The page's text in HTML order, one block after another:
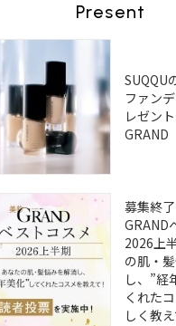
Present
SUQQU
ファン
レゼン
GRAND
募集終
GRAND
2026上
の肌・
し、”経
くれた
しく教え